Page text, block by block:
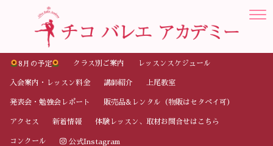
8月の予定 クラス別ご案内 レッスンスケジュール
入会案内・レッスン料金 講師紹介 上尾教室
発表会・勉強会レポート 販売品&レンタル（物販はセタペイ可）
アクセス 新着情報 体験レッスン、取材お問合せはこちら
コンクール 公式Instagram